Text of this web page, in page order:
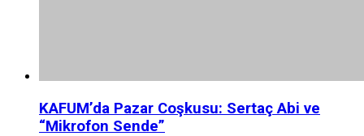
KAFUM’da Pazar Coşkusu: Sertaç Abi ve
“Mikrofon Sende”